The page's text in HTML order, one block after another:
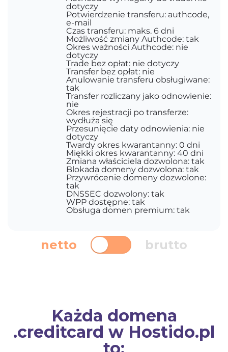
dotyczy
Potwierdzenie transferu: authcode,
e-mail
Czas transferu: maks. 6 dni
Możliwość zmiany Authcode: tak
Okres ważności Authcode: nie
dotyczy
Trade bez opłat: nie dotyczy
Transfer bez opłat: nie
Anulowanie transferu obsługiwane:
tak
Transfer rozliczany jako odnowienie:
nie
Okres rejestracji po transferze:
wydłuża się
Przesunięcie daty odnowienia: nie
dotyczy
Twardy okres kwarantanny: 0 dni
Miękki okres kwarantanny: 40 dni
Zmiana właściciela dozwolona: tak
Blokada domeny dozwolona: tak
Przywrócenie domeny dozwolone:
tak
DNSSEC dozwolony: tak
WPP dostępne: tak
Obsługa domen premium: tak
netto brutto
Każda domena
.creditcard w Hostido.pl